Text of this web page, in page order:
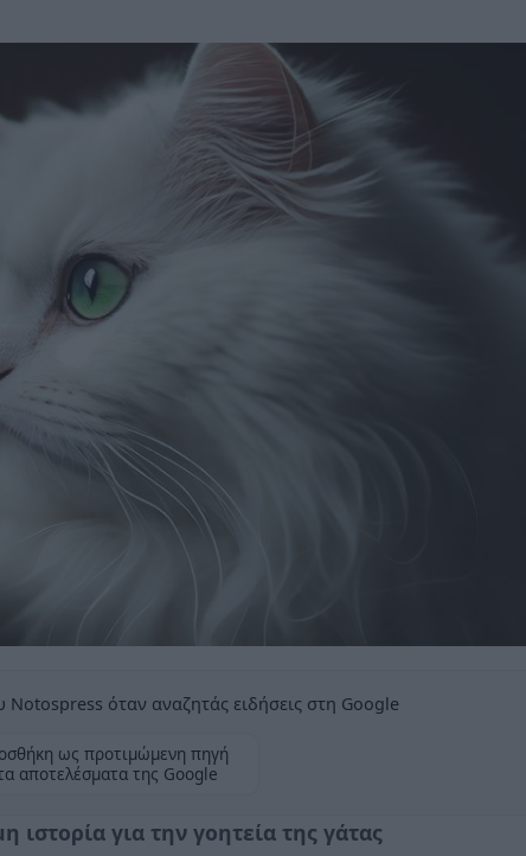
όταν αναζητάς ειδήσεις στη Google
ως προτιμώμενη πηγή
αποτελέσματα της Google
για την γοητεία της γάτας